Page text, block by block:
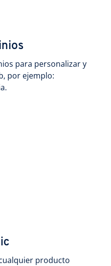
para personalizar y
por ejemplo:
producto